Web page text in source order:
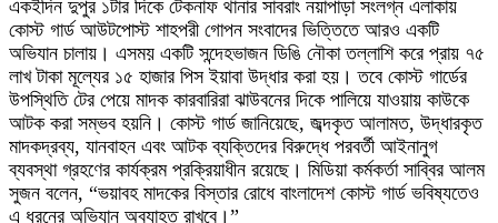
একইদিন দুপুর ১টার দিকে টেকনাফ থানার সাবরাং নয়াপাড়া সংলগ্ন এলাকায়
কোস্ট গার্ড আউটপোস্ট শাহপরী গোপন সংবাদের ভিত্তিতে আরও একটি
অভিযান চালায়। এসময় একটি সন্দেহভাজন ডিঙি নৌকা তল্লাশি করে প্রায় ৭৫
লাখ টাকা মূল্যের ১৫ হাজার পিস ইয়াবা উদ্ধার করা হয়। তবে কোস্ট গার্ডের
উপস্থিতি টের পেয়ে মাদক কারবারিরা ঝাউবনের দিকে পালিয়ে যাওয়ায় কাউকে
আটক করা সম্ভব হয়নি। কোস্ট গার্ড জানিয়েছে, জব্দকৃত আলামত, উদ্ধারকৃত
মাদকদ্রব্য, যানবাহন এবং আটক ব্যক্তিদের বিরুদ্ধে পরবর্তী আইনানুগ
ব্যবস্থা গ্রহণের কার্যক্রম প্রক্রিয়াধীন রয়েছে। মিডিয়া কর্মকর্তা সাব্বির আলম
সুজন বলেন, “ভয়াবহ মাদকের বিস্তার রোধে বাংলাদেশ কোস্ট গার্ড ভবিষ্যতেও
এ ধরনের অভিযান অব্যাহত রাখবে।”